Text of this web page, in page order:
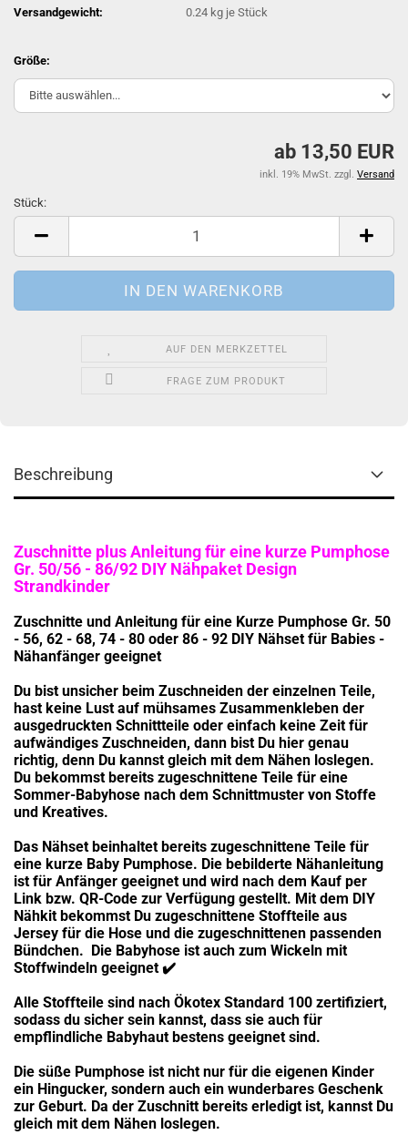
Versandgewicht:
0.24 kg je Stück
Größe:
ab 13,50 EUR
inkl. 19% MwSt. zzgl. Versand
Stück:
Stück
AUF DEN MERKZETTEL
FRAGE ZUM PRODUKT
Beschreibung
Zuschnitte plus Anleitung für eine kurze Pumphose
Gr. 50/56 - 86/92 DIY Nähpaket Design
Strandkinder
Zuschnitte und Anleitung für eine Kurze Pumphose Gr. 50
- 56, 62 - 68, 74 - 80 oder 86 - 92 DIY Nähset für Babies -
Nähanfänger geeignet
Du bist unsicher beim Zuschneiden der einzelnen Teile,
hast keine Lust auf mühsames Zusammenkleben der
ausgedruckten Schnittteile oder einfach keine Zeit für
aufwändiges Zuschneiden, dann bist Du hier genau
richtig, denn Du kannst gleich mit dem Nähen loslegen.
Du bekommst bereits zugeschnittene Teile für eine
Sommer-Babyhose nach dem Schnittmuster von Stoffe
und Kreatives.
Das Nähset beinhaltet bereits zugeschnittene Teile für
eine kurze Baby Pumphose. Die bebilderte Nähanleitung
ist für Anfänger geeignet und wird nach dem Kauf per
Link bzw. QR-Code zur Verfügung gestellt. Mit dem DIY
Nähkit bekommst Du zugeschnittene Stoffteile aus
Jersey für die Hose und die zugeschnittenen passenden
Bündchen. Die Babyhose ist auch zum Wickeln mit
Stoffwindeln geeignet ✔️
Alle Stoffteile sind nach Ökotex Standard 100 zertifiziert,
sodass du sicher sein kannst, dass sie auch für
empflindliche Babyhaut bestens geeignet sind.
Die süße Pumphose ist nicht nur für die eigenen Kinder
ein Hingucker, sondern auch ein wunderbares Geschenk
zur Geburt. Da der Zuschnitt bereits erledigt ist, kannst Du
gleich mit dem Nähen loslegen.